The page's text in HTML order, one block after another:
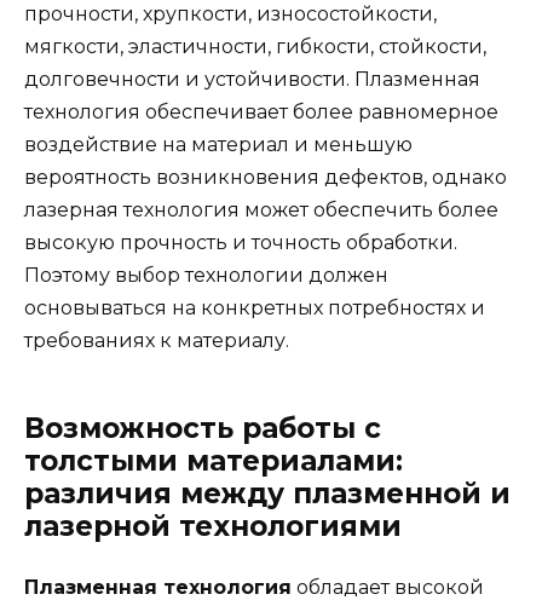
прочности, хрупкости, износостойкости,
мягкости, эластичности, гибкости, стойкости,
долговечности и устойчивости. Плазменная
технология обеспечивает более равномерное
воздействие на материал и меньшую
вероятность возникновения дефектов, однако
лазерная технология может обеспечить более
высокую прочность и точность обработки.
Поэтому выбор технологии должен
основываться на конкретных потребностях и
требованиях к материалу.
Возможность работы с
толстыми материалами:
различия между плазменной и
лазерной технологиями
Плазменная технология обладает высокой